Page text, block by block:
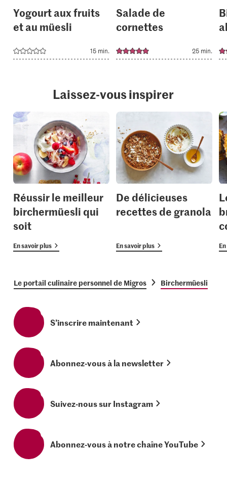
Yogourt aux fruits
et au müesli
15 min.
Salade de
cornettes
25 min.
Laissez-vous inspirer
Réussir le meilleur
birchermüesli qui
soit
En savoir plus
De délicieuses
recettes de granola
En savoir plus
Le portail culinaire personnel de Migros Birchermüesli
S’inscrire maintenant
Abonnez-vous à la newsletter
Suivez-nous sur Instagram
Abonnez-vous à notre chaîne YouTube